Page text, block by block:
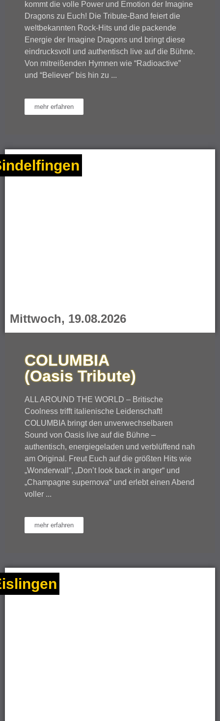
kommt die volle Power und Emotion der Imagine
Dragons zu Euch! Die Tribute-Band feiert die
weltbekannten Rock-Hits und die packende
Energie der Imagine Dragons und bringt diese
eindrucksvoll und authentisch live auf die Bühne.
Von mitreißenden Hymnen wie “Radioactive”
und “Believer” bis hin zu ...
mehr erfahren
Mittwoch, 19.08.2026
COLUMBIA
(Oasis Tribute)
ALL AROUND THE WORLD – Britische
Coolness trifft italienische Leidenschaft!
COLUMBIA bringt den unverwechselbaren
Sound von Oasis live auf die Bühne –
authentisch, energiegeladen und verblüffend nah
am Original. Freut Euch auf die größten Hits wie
„Wonderwall“, „Don’t look back in anger“ und
„Champagne supernova“ und erlebt einen Abend
voller ...
mehr erfahren